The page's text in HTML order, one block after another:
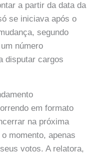
a partir da data da
se iniciava após o
segundo
número
disputar cargos
em formato
na próxima
momento, apenas
votos. A relatora,